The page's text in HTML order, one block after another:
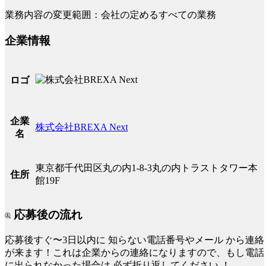
業務内容の変更範囲：会社の定めるすべての業務
企業情報
ロゴ
企業
名
株式会社BREXA Next
住所
東京都千代田区丸の内1-8-3丸の内トラストタワー本
館19F
応募後の流れ
応募後すぐ〜3日以内に 知らない電話番号やメール から連絡
が来ます！これは企業からの連絡になりますので、もし電話